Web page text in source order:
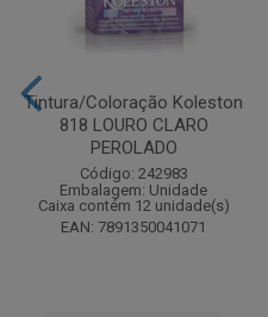
Tintura/Coloração Koleston
818 LOURO CLARO
PEROLADO
Código: 242983
Embalagem: Unidade
Caixa contém 12 unidade(s)
EAN: 7891350041071